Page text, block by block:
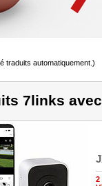
traduits automatiquement.)
7links
2